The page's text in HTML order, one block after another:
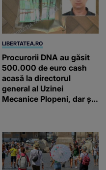
LIBERTATEA.RO
Procurorii DNA au găsit
500.000 de euro cash
acasă la directorul
general al Uzinei
Mecanice Plopeni, dar și